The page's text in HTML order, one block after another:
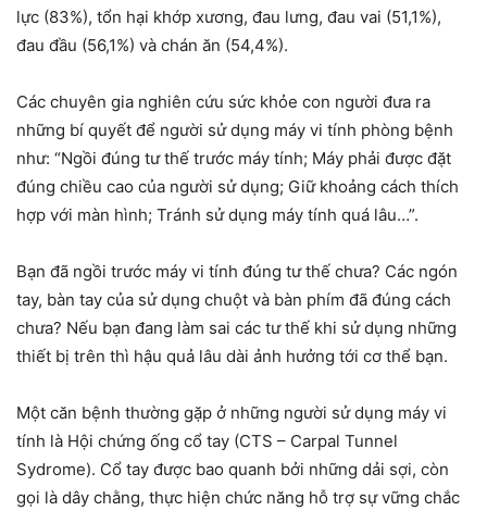
lực (83%), tổn hại khớp xương, đau lưng, đau vai (51,1%),
đau đầu (56,1%) và chán ăn (54,4%).
Các chuyên gia nghiên cứu sức khỏe con người đưa ra
những bí quyết để người sử dụng máy vi tính phòng bệnh
như: “Ngồi đúng tư thế trước máy tính; Máy phải được đặt
đúng chiều cao của người sử dụng; Giữ khoảng cách thích
hợp với màn hình; Tránh sử dụng máy tính quá lâu…”.
Bạn đã ngồi trước máy vi tính đúng tư thế chưa? Các ngón
tay, bàn tay của sử dụng chuột và bàn phím đã đúng cách
chưa? Nếu bạn đang làm sai các tư thế khi sử dụng những
thiết bị trên thì hậu quả lâu dài ảnh hưởng tới cơ thể bạn.
Một căn bệnh thường gặp ở những người sử dụng máy vi
tính là Hội chứng ống cổ tay (CTS – Carpal Tunnel
Sydrome). Cổ tay được bao quanh bởi những dải sợi, còn
gọi là dây chằng, thực hiện chức năng hỗ trợ sự vững chắc